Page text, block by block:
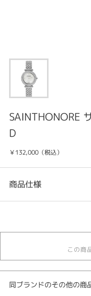
SAINTHONORE
D
￥132,000（税込）
商品仕様
時計
クォーツ
レディースウォッチ
金属ベルト
レディース 腕時計
この商
同ブランドのその他の商